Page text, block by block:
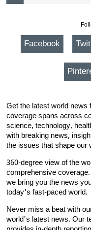
Facebook
Get the latest world
coverage spans across
science, technology,
with breaking news,
the issues that shape our
360-degree view of the
comprehensive
we bring you the news
today's fast-paced world.
Never miss a beat with
world's latest news. Our